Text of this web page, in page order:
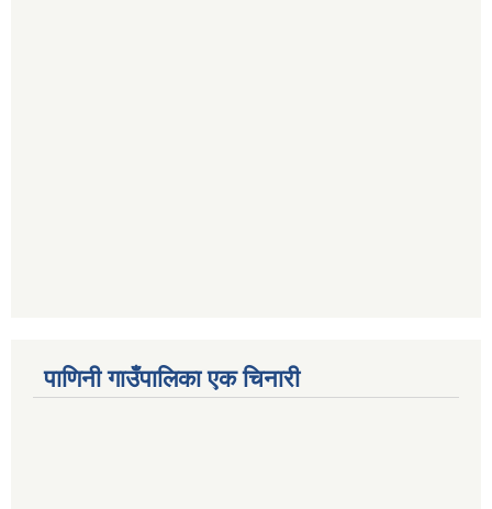
पाणिनी गाउँपालिका एक चिनारी